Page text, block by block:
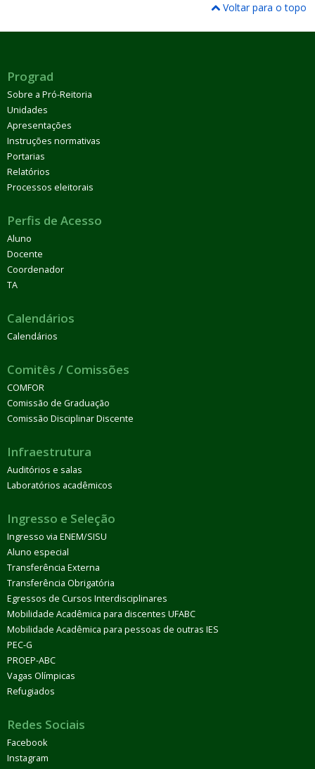
Voltar para o topo
Prograd
Sobre a Pró-Reitoria
Unidades
Apresentações
Instruções normativas
Portarias
Relatórios
Processos eleitorais
Perfis de Acesso
Aluno
Docente
Coordenador
TA
Calendários
Calendários
Comitês / Comissões
COMFOR
Comissão de Graduação
Comissão Disciplinar Discente
Infraestrutura
Auditórios e salas
Laboratórios acadêmicos
Ingresso e Seleção
Ingresso via ENEM/SISU
Aluno especial
Transferência Externa
Transferência Obrigatória
Egressos de Cursos Interdisciplinares
Mobilidade Acadêmica para discentes UFABC
Mobilidade Acadêmica para pessoas de outras IES
PEC-G
PROEP-ABC
Vagas Olímpicas
Refugiados
Redes Sociais
Facebook
Instagram